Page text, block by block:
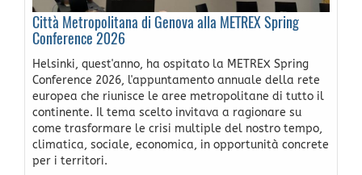
Città Metropolitana di Genova alla METREX Spring
Conference 2026
Helsinki, quest'anno, ha ospitato la METREX Spring
Conference 2026, l'appuntamento annuale della rete
europea che riunisce le aree metropolitane di tutto il
continente. Il tema scelto invitava a ragionare su
come trasformare le crisi multiple del nostro tempo,
climatica, sociale, economica, in opportunità concrete
per i territori.